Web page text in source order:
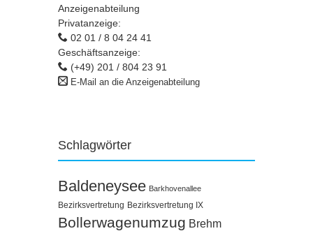
Anzeigenabteilung
Privatanzeige:
02 01 / 8 04 24 41
Geschäftsanzeige:
(+49) 201 / 804 23 91
E-Mail an die Anzeigenabteilung
Schlagwörter
Baldeneysee Barkhovenallee
Bezirksvertretung Bezirksvertretung IX
Bollerwagenumzug Brehm